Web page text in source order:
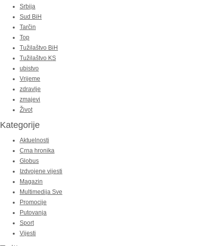
Srbija
Sud BiH
Tarčin
Top
Tužilaštvo BiH
Tužilaštvo KS
ubistvo
Vrijeme
zdravlje
zmajevi
Život
Kategorije
Aktuelnosti
Crna hronika
Globus
Izdvojene vijesti
Magazin
Multimedija Sve
Promocije
Putovanja
Sport
Vijesti